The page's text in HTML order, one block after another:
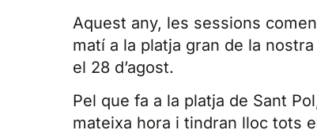
Aquest any, les sessions
matí a la platja gran de la
el 28 d’agost.
Pel que fa a la platja de Sant
mateixa hora i tindran lloc tots